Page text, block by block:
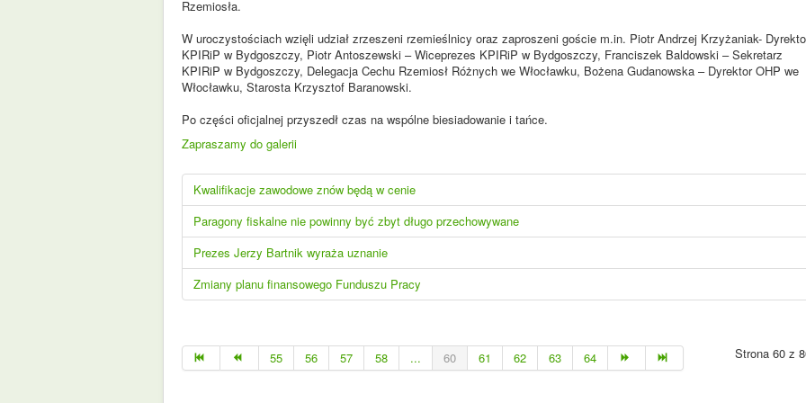
Rzemiosła.
W uroczystościach wzięli udział zrzeszeni rzemieślnicy oraz zaproszeni goście m.in. Piotr Andrzej Krzyżaniak-
KPIRiP w Bydgoszczy, Piotr Antoszewski – Wiceprezes KPIRiP w Bydgoszczy, Franciszek Baldowski – Sekretarz
KPIRiP w Bydgoszczy, Delegacja Cechu Rzemiosł Różnych we Włocławku, Bożena Gudanowska – Dyrektor OHP we
Włocławku, Starosta Krzysztof Baranowski.
Po części oficjalnej przyszedł czas na wspólne biesiadowanie i tańce.
Zapraszamy do galerii
Kwalifikacje zawodowe znów będą w cenie
Paragony fiskalne nie powinny być zbyt długo przechowywane
Prezes Jerzy Bartnik wyraża uznanie
Zmiany planu finansowego Funduszu Pracy
Strona 60 z
55 56 57 58 ... 60 61 62 63 64